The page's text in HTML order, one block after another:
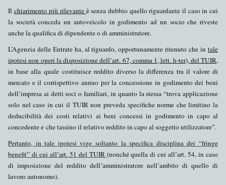
Il chiarimento più rilevante è senza dubbio quello riguardante il caso in cui
la società conceda un autoveicolo in godimento ad un socio che riveste
anche la qualifica di dipendente o di amministratore.
L’Agenzia delle Entrate ha, al riguardo, opportunamente ritenuto che in tale
ipotesi non operi la disposizione dell’art. 67, comma 1, lett. h-ter), del TUIR,
in base alla quale costituisce reddito diversola differenza tra il valore di
mercato e il corrispettivo annuo per la concessione in godimento dei beni
dell’impresa ai detti soci o familiari, in quanto la stessa “trova applicazione
solo nel caso in cui il TUIR non preveda specifiche norme che limitino la
deducibilità dei costi relativi ai beni concessi in godimento in capo al
concedente e che tassino il relativo reddito in capo al soggetto utilizzatore”.
Pertanto, in tale ipotesi vige soltanto la specifica disciplina dei “fringe
benefit” di cui all’art. 51 del TUIR (nonché quella di cui all’art.54, in caso
di imposizione del reddito dell’amministratore nell’ambito di quello di
lavoro autonomo).